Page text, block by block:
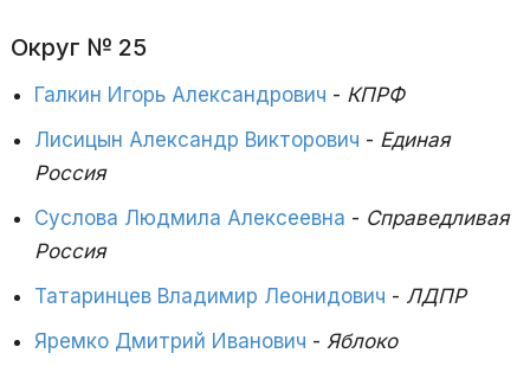
Округ № 25
Галкин Игорь Александрович - КПРФ
Лисицын Александр Викторович - Единая
Россия
Суслова Людмила Алексеевна - Справедливая
Россия
Татаринцев Владимир Леонидович - ЛДПР
Яремко Дмитрий Иванович - Яблоко